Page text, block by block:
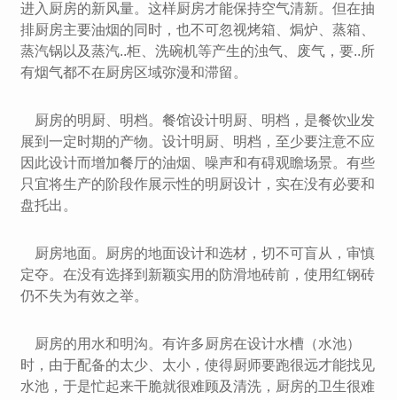
进入厨房的新风量。这样厨房才能保持空气清新。但在抽
排厨房主要油烟的同时，也不可忽视烤箱、焗炉、蒸箱、
蒸汽锅以及蒸汽..柜、洗碗机等产生的浊气、废气，要..所
有烟气都不在厨房区域弥漫和滞留。
厨房的明厨、明档。餐馆设计明厨、明档，是餐饮业发
展到一定时期的产物。设计明厨、明档，至少要注意不应
因此设计而增加餐厅的油烟、噪声和有碍观瞻场景。有些
只宜将生产的阶段作展示性的明厨设计，实在没有必要和
盘托出。
厨房地面。厨房的地面设计和选材，切不可盲从，审慎
定夺。在没有选择到新颖实用的防滑地砖前，使用红钢砖
仍不失为有效之举。
厨房的用水和明沟。有许多厨房在设计水槽（水池）
时，由于配备的太少、太小，使得厨师要跑很远才能找见
水池，于是忙起来干脆就很难顾及清洗，厨房的卫生很难